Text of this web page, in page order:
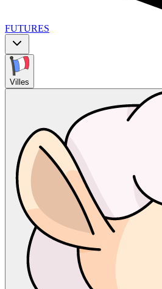
FUTURES
Villes